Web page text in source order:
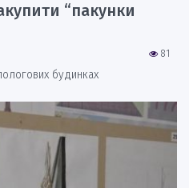
“пакунки
81
будинках